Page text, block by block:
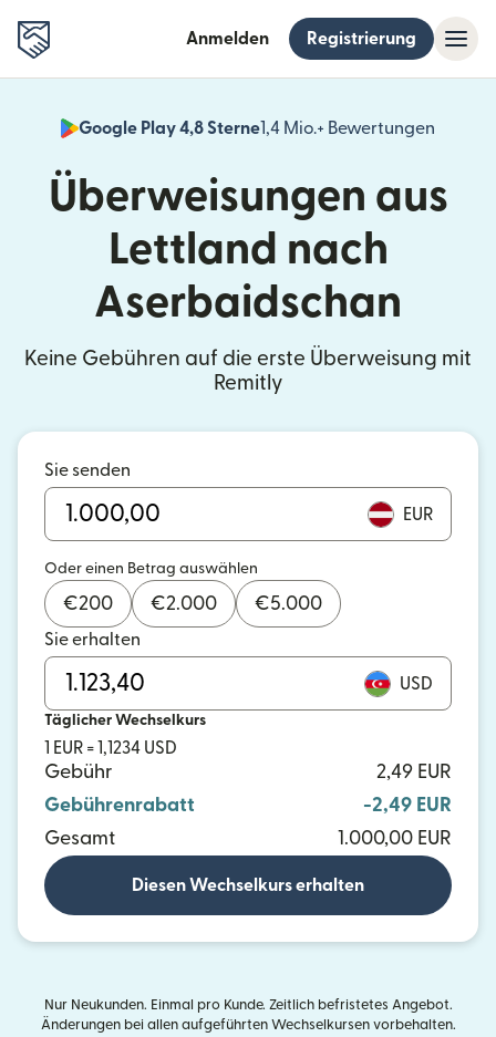
Anmelden Registrierung
Google Play 4,8 Sterne1,4 Mio.+ Bewertungen
Überweisungen aus
Lettland nach
Aserbaidschan
Keine Gebühren auf die erste Überweisung mit
Remitly
Sie senden
EUR
Oder einen Betrag auswählen
€200 €2.000 €5.000
Sie erhalten
USD
Täglicher Wechselkurs
1 EUR = 1,1234 USD
Gebühr
2,49 EUR
Gebührenrabatt
-2,49 EUR
Gesamt
1.000,00 EUR
Diesen Wechselkurs erhalten
Nur Neukunden. Einmal pro Kunde. Zeitlich befristetes Angebot.
Änderungen bei allen aufgeführten Wechselkursen vorbehalten.